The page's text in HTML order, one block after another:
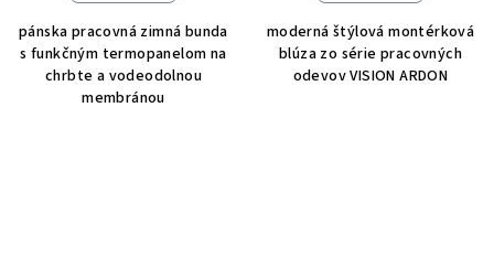
pánska pracovná zimná bunda
s funkčným termopanelom na
chrbte a vodeodolnou
membránou
moderná štýlová montérková
blúza zo série pracovných
odevov VISION ARDON